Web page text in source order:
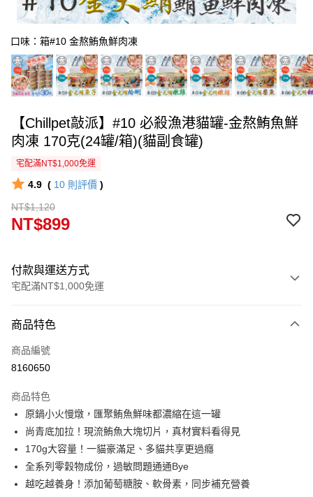
口味：箱#10 金熬鮪魚鮮肉凍
【Chillpet敲派】#10 必殺漁港貓罐-金熬鮪魚鮮
肉凍 170克(24罐/箱)(貓副食罐)
宅配滿NT$1,000免運
4.9 ( 10 則評價 )
NT$1,120
NT$899
付款與運送方式
宅配滿NT$1,000免運
信用卡一次付款
信用卡分期付款
合作金庫商業銀行
華南商業銀行
彰化商業銀行
上海商業儲蓄銀行
台北富邦商業銀行
國泰世華商業銀行
兆豐國際商業銀行
臺灣中小企業銀行
台中商業銀行
匯豐（台灣）商業銀行
華泰商業銀行
聯邦商業銀行
遠東國際商業銀行
LINE Pay
Apple Pay
街口支付
悠遊付
商品特色
商品編號
8160650
商品特色
原鍋小火慢燉，匯聚鮪魚鮮味都濃縮在這一罐
尚青底加拉！現流鮪魚大塊切片，真材實料看得見
170g大容量！一貓豪滿足、多貓共享更過癮
全系列零穀物成份，過敏問題通通Bye
越吃越養身！添加葡萄糖胺、軟骨素，同步補充營養